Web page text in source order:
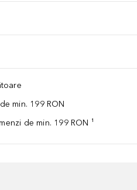
min. 199 RON
de min. 199 RON ¹